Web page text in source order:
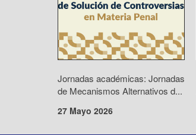
Jornadas académicas: Jornadas
de Mecanismos Alternativos d...
27 Mayo 2026